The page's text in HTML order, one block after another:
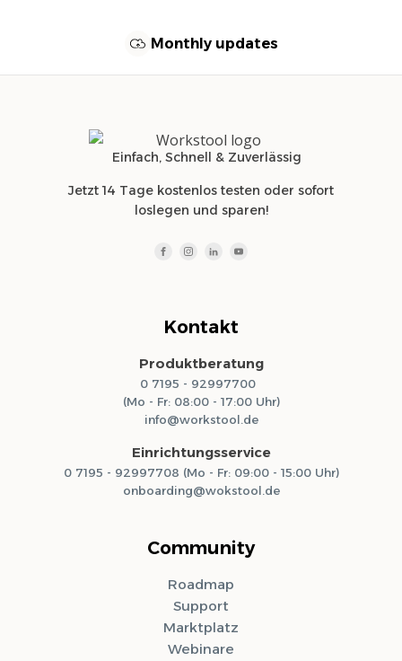
Monthly updates
Einfach, Schnell & Zuverlässig
Jetzt 14 Tage kostenlos testen oder sofort
loslegen und sparen!
Kontakt
Produktberatung
0 7195 - 92997700
(Mo - Fr: 08:00 - 17:00 Uhr)
info@workstool.de
Einrichtungsservice
0 7195 - 92997708 (Mo - Fr: 09:00 - 15:00 Uhr)
onboarding@wokstool.de
Community
Roadmap
Support
Marktplatz
Webinare